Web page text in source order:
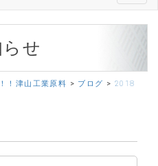
せ
！津山工業原料 > ブログ > 2018